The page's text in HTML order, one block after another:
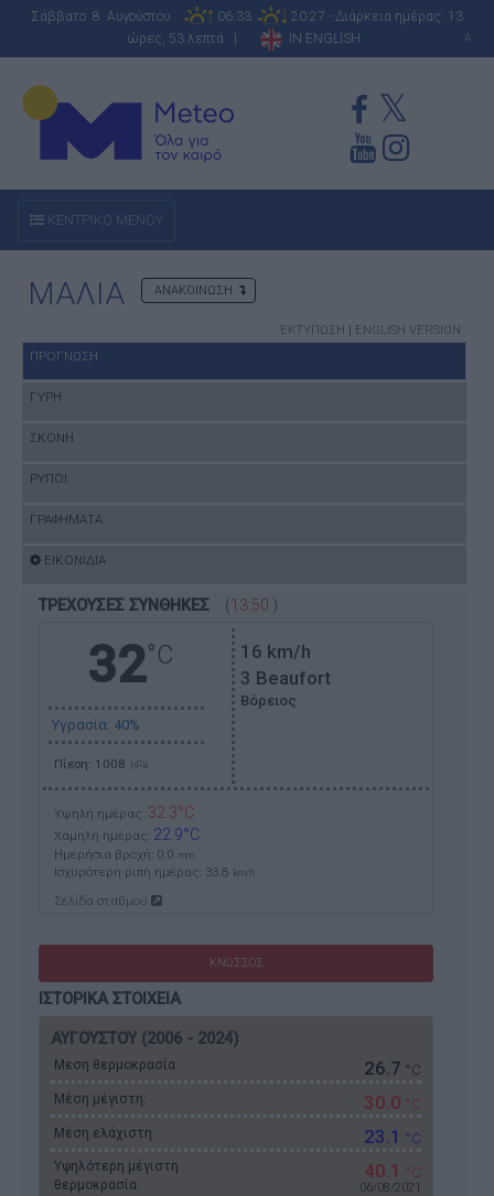
Σάββατο 8 Αυγούστου 06:33
20:27 - Διάρκεια ημέρας: 13
ώρες, 53 λεπτά |
IN ENGLISH A
ΚΕΝΤΡΙΚΟ ΜΕΝΟΥ
ΜΑΛΙΑ ΑΝΑΚΟΙΝΩΣΗ
ΕΚΤΥΠΩΣΗ | ENGLISH VERSION
ΠΡΟΓΝΩΣΗ
ΓΥΡΗ
ΣΚΟΝΗ
ΡΥΠΟΙ
ΓΡΑΦΗΜΑΤΑ
ΕΙΚΟΝΙΔΙΑ
ΤΡΕΧΟΥΣΕΣ ΣΥΝΘΗΚΕΣ (13:50 )
32°C
Υγρασία: 40%
Πίεση: 1008 hPa
16 km/h
3 Beaufort
Βόρειος
Υψηλή ημέρας: 32.3°C
Χαμηλή ημέρας: 22.9°C
Ημερήσια βροχή: 0.0 mm
Ισχυρότερη ριπή ημέρας: 33.8 km/h
Σελίδα σταθμού
ΚΝΩΣΣΟΣ
ΙΣΤΟΡΙΚΑ ΣΤΟΙΧΕΙΑ
ΑΥΓΟΥΣΤΟΥ (2006 - 2024)
Μεση θερμοκρασία: 26.7 °C
Μέση μέγιστη: 30.0 °C
Μέση ελάχιστη: 23.1 °C
Υψηλότερη μέγιστη
θερμοκρασία:
40.1 °C
06/08/2021